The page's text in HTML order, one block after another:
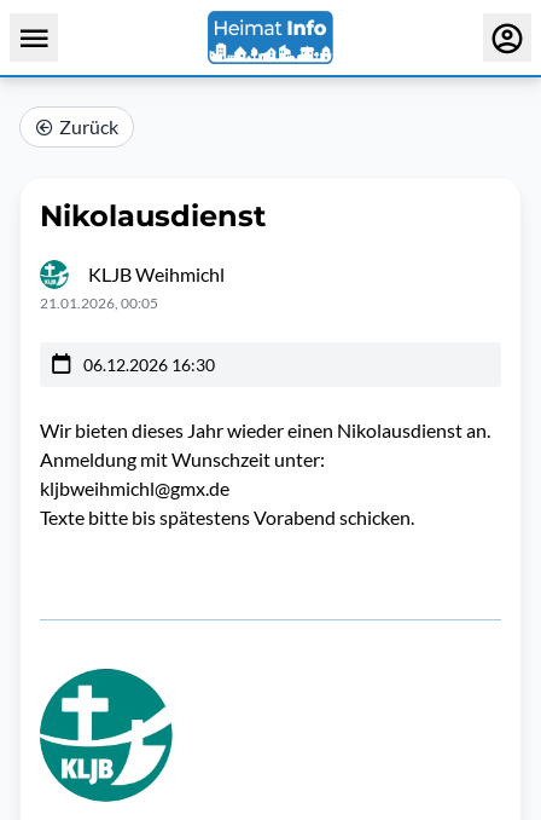
Zurück
Nikolausdienst
KLJB Weihmichl
21.01.2026, 00:05
06.12.2026 16:30
Wir bieten dieses Jahr wieder einen Nikolausdienst an.
Anmeldung mit Wunschzeit unter:
kljbweihmichl@gmx.de
Texte bitte bis spätestens Vorabend schicken.